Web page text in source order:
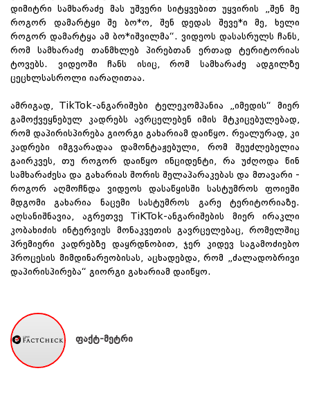
დიმიტრი სამხარაძე მას უშვერი სიტყვებით უყვირის „შენ მე
როგორ დამარტყი შე ბო*ო, შენ დედას შევე*ი მე, ხელი
როგორ დამარტყა ამ ბო*იშვილმა“. ვიდეოს დასასრულს ჩანს,
რომ სამხარაძე თანმხლებ პირებთან ერთად ტერიტორიას
ტოვებს. ვიდეოში ჩანს ისიც, რომ სამხარაძე ადგილზე
ცეცხლსასროლი იარაღითაა.
ამრიგად, TikTok-ანგარიშები ტელეკომპანია „იმედის“ მიერ
გამოქვეყნებულ კადრებს ავრცელებენ იმის მტკიცებულებად,
რომ დაპირისპირება გიორგი გახარიამ დაიწყო. რეალურად, კი
კადრები იმგვარადაა დამონტაჟებული, რომ შეუძლებელია
გაირკვეს, თუ როგორ დაიწყო ინციდენტი, რა უძღოდა წინ
სამხარაძესა და გახარიას შორის შელაპარაკებას და მთავარი -
როგორ აღმოჩნდა ვიდეოს დასაწყისში სასტუმროს ფოიეში
მდგომი გახარია ნაცემი სასტუმროს გარე ტერიტორიაზე.
აღსანიშნავია, აგრეთვე TiKTok-ანგარიშების მიერ ირაკლი
კობახიძის ინტერვიუს მონაკვეთის გავრცელებაც, რომელშიც
პრემიერი კადრებზე დაყრდნობით, ჯერ კიდევ საგამოძიებო
პროცესის მიმდინარეობისას, აცხადებდა, რომ „ძალადობრივი
დაპირისპირება“ გიორგი გახარიამ დაიწყო.
ფაქტ-მეტრი